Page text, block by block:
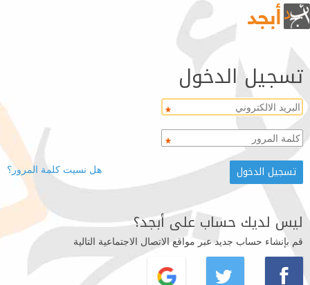
تسجيل الدخول
هل نسيت كلمة المرور؟
ليس لديك حساب على أبجد؟
قم بإنشاء حساب جديد عبر مواقع الاتصال الاجتماعية التالية